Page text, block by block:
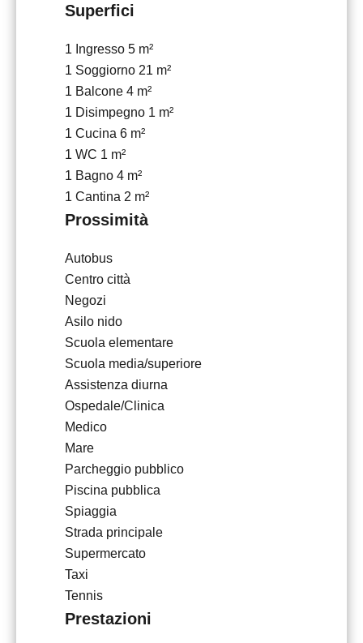
Superfici
1 Ingresso 5 m²
1 Soggiorno 21 m²
1 Balcone 4 m²
1 Disimpegno 1 m²
1 Cucina 6 m²
1 WC 1 m²
1 Bagno 4 m²
1 Cantina 2 m²
Prossimità
Autobus
Centro città
Negozi
Asilo nido
Scuola elementare
Scuola media/superiore
Assistenza diurna
Ospedale/Clinica
Medico
Mare
Parcheggio pubblico
Piscina pubblica
Spiaggia
Strada principale
Supermercato
Taxi
Tennis
Prestazioni